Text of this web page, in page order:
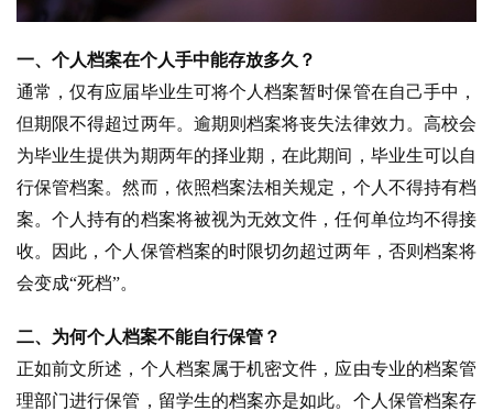
一、个人档案在个人手中能存放多久？
通常，仅有应届毕业生可将个人档案暂时保管在自己手中，
但期限不得超过两年。逾期则档案将丧失法律效力。高校会
为毕业生提供为期两年的择业期，在此期间，毕业生可以自
行保管档案。然而，依照档案法相关规定，个人不得持有档
案。个人持有的档案将被视为无效文件，任何单位均不得接
收。因此，个人保管档案的时限切勿超过两年，否则档案将
会变成“死档”。
二、为何个人档案不能自行保管？
正如前文所述，个人档案属于机密文件，应由专业的档案管
理部门进行保管，留学生的档案亦是如此。个人保管档案存